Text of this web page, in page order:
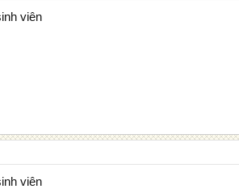
viên
viên